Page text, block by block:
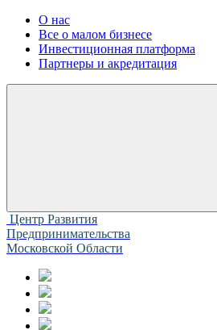
О нас
Все о малом бизнесе
Инвестиционная платформа
Партнеры и акредитация
Центр Развития
Предпринимательства
Московской Области